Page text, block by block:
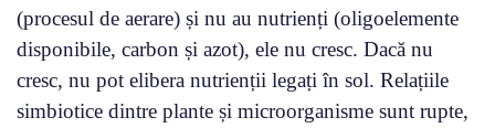
(procesul de aerare) și nu au nutrienți (oligoelemente
disponibile, carbon și azot), ele nu cresc. Dacă nu
cresc, nu pot elibera nutrienții legați în sol. Relațiile
simbiotice dintre plante și microorganisme sunt rupte,